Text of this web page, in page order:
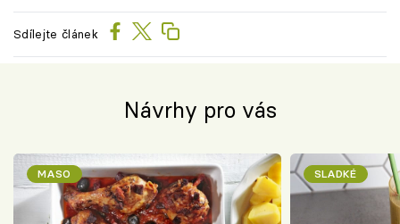
Sdílejte článek
Návrhy pro vás
MASO SLADKÉ